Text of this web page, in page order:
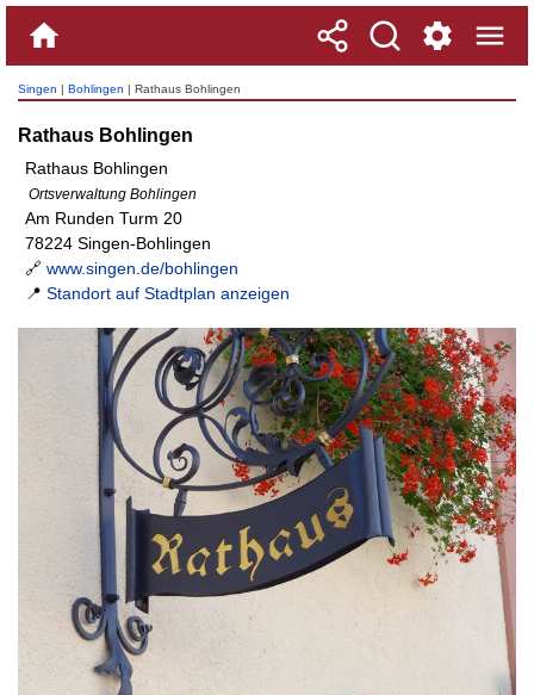
Singen | Bohlingen | Rathaus Bohlingen
Rathaus Bohlingen
Rathaus Bohlingen
Ortsverwaltung Bohlingen
Am Runden Turm 20
78224 Singen-Bohlingen
🔗 www.singen.de/bohlingen
📍 Standort auf Stadtplan anzeigen